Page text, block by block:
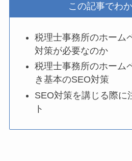
この記事でわ
税理士事務所のホーム
対策が必要なのか
税理士事務所のホーム
き基本のSEO対策
SEO対策を講じる際に
ト